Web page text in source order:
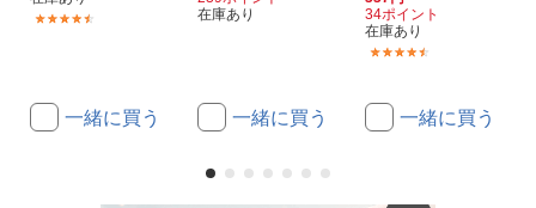
一緒に買う
在庫あり
一緒に買う
34ポイント
在庫あり
一緒に買う